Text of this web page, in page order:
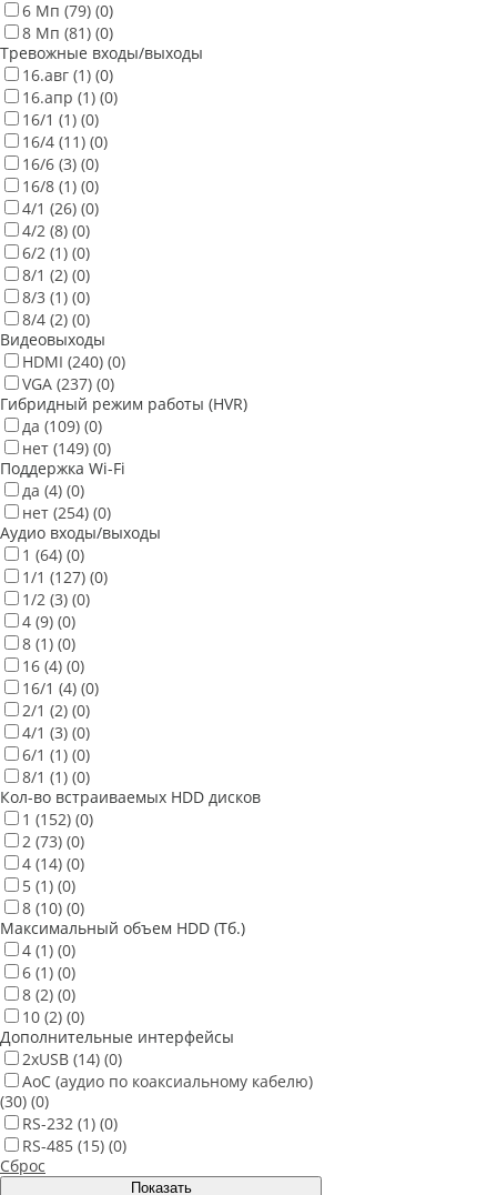
6 Мп (79) (0)
8 Мп (81) (0)
Тревожные входы/выходы
16.авг (1) (0)
16.апр (1) (0)
16/1 (1) (0)
16/4 (11) (0)
16/6 (3) (0)
16/8 (1) (0)
4/1 (26) (0)
4/2 (8) (0)
6/2 (1) (0)
8/1 (2) (0)
8/3 (1) (0)
8/4 (2) (0)
Видеовыходы
HDMI (240) (0)
VGA (237) (0)
Гибридный режим работы (HVR)
да (109) (0)
нет (149) (0)
Поддержка Wi-Fi
да (4) (0)
нет (254) (0)
Аудио входы/выходы
1 (64) (0)
1/1 (127) (0)
1/2 (3) (0)
4 (9) (0)
8 (1) (0)
16 (4) (0)
16/1 (4) (0)
2/1 (2) (0)
4/1 (3) (0)
6/1 (1) (0)
8/1 (1) (0)
Кол-во встраиваемых HDD дисков
1 (152) (0)
2 (73) (0)
4 (14) (0)
5 (1) (0)
8 (10) (0)
Максимальный объем HDD (Тб.)
4 (1) (0)
6 (1) (0)
8 (2) (0)
10 (2) (0)
Дополнительные интерфейсы
2хUSB (14) (0)
AoC (аудио по коаксиальному кабелю)
(30) (0)
RS-232 (1) (0)
RS-485 (15) (0)
Сброс